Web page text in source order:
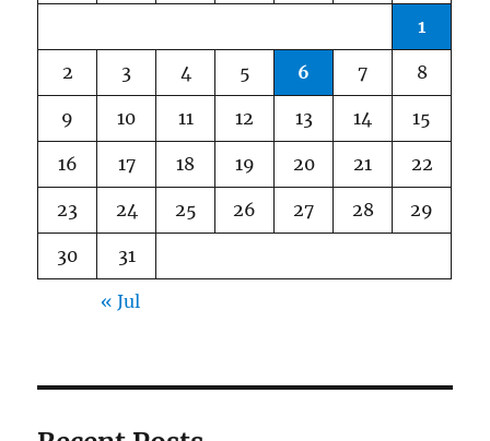
1
2 3 4 5 6 7 8
9 10 11 12 13 14 15
16 17 18 19 20 21 22
23 24 25 26 27 28 29
30 31
« Jul